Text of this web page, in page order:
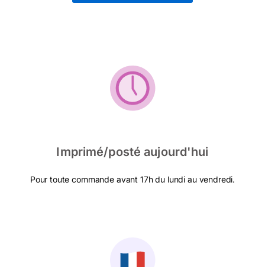
Imprimé/posté aujourd'hui
Pour toute commande avant 17h du lundi au vendredi.